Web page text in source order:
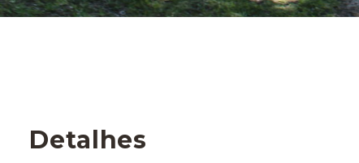
Detalhes